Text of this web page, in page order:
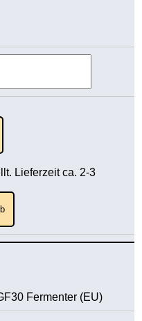
Lieferzeit ca. 2-3
Fermenter (EU)